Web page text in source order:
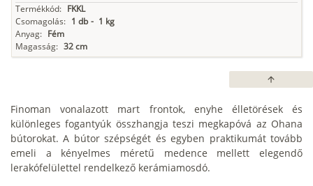
Termékkód: FKKL
Csomagolás: 1 db - 1 kg
Anyag: Fém
Magasság: 32 cm
arrow_upward
Finoman vonalazott mart frontok, enyhe élletörések és
különleges fogantyúk összhangja teszi megkapóvá az Ohana
bútorokat. A bútor szépségét és egyben praktikumát tovább
emeli a kényelmes méretű medence mellett elegendő
lerakófelülettel rendelkező kerámiamosdó.